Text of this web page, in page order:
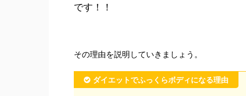
です！！
その理由を説明していきましょう。
ダイエットでふっくらボディになる理由